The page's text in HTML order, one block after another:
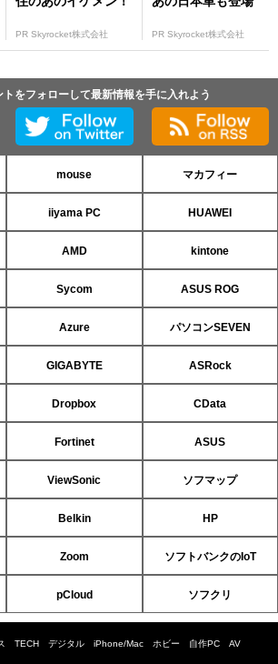
PR Skyrocket株式会社 PR Skyrocket株式会社
をフォローして最新情報を手に入れよう
mouse マカフィー
iiyama PC HUAWEI
AMD kintone
Sycom ASUS ROG
Azure パソコンSEVEN
GIGABYTE ASRock
Dropbox CData
Fortinet ASUS
ViewSonic ソフマップ
Belkin HP
Zoom ソフトバンクのIoT
pCloud ソフクリ
TECH デジタル iPhone/Mac ホビー 自作PC AV